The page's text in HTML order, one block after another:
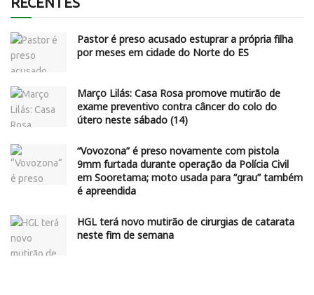
Pastor é preso acusado estuprar a própria filha
por meses em cidade do Norte do ES
Março Lilás: Casa Rosa promove mutirão de
exame preventivo contra câncer do colo do
útero neste sábado (14)
“Vovozona” é preso novamente com pistola
9mm furtada durante operação da Polícia Civil
em Sooretama; moto usada para “grau” também
é apreendida
HGL terá novo mutirão de cirurgias de catarata
neste fim de semana